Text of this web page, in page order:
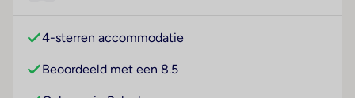
4-sterren accommodatie
Beoordeeld met een 8.5